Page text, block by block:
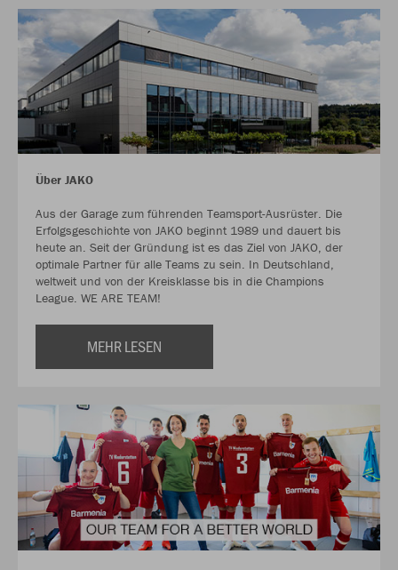
Über JAKO
Aus der Garage zum führenden Teamsport-Ausrüster. Die
Erfolgsgeschichte von JAKO beginnt 1989 und dauert bis
heute an. Seit der Gründung ist es das Ziel von JAKO, der
optimale Partner für alle Teams zu sein. In Deutschland,
weltweit und von der Kreisklasse bis in die Champions
League. WE ARE TEAM!
MEHR LESEN